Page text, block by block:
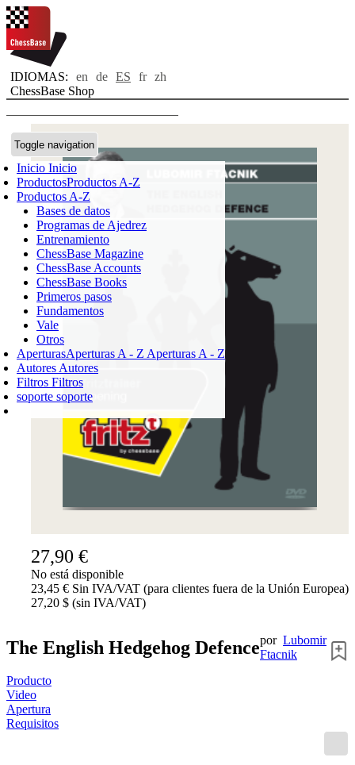
IDIOMAS: en de ES fr zh
ChessBase Shop
Toggle navigation
Inicio Inicio
ProductosProductos A-Z
Productos A-Z
Bases de datos
Programas de Ajedrez
Entrenamiento
ChessBase Magazine
ChessBase Accounts
ChessBase Books
Primeros pasos
Fundamentos
Vale
Otros
AperturasAperturas A - Z Aperturas A - Z
Autores Autores
Filtros Filtros
soporte soporte
Login
CARRO DE LA COMPRA
PRODUCTO
✔
27,90 €
No está disponible
23,45 € Sin IVA/VAT (para clientes fuera de la Unión Europea)
27,20 $ (sin IVA/VAT)
The English Hedgehog Defencepor Lubomir
Ftacnik
Producto
Video
Apertura
Requisitos